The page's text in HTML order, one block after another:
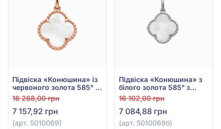
Підвіска «Конюшина» із
червоного золота 585° з
перламутром, арт.
5010069
16 268,00 грн
7 157,92 грн
(арт. 5010069)
Підвіска «Конюшина» з
білого золота 585° з
перламутром, арт.
5010069б
16 102,00 грн
7 084,88 грн
(арт. 5010069б)